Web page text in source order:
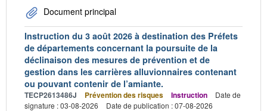
Document principal
Instruction du 3 août 2026 à destination des Préfets
de départements concernant la poursuite de la
déclinaison des mesures de prévention et de
gestion dans les carrières alluvionnaires contenant
ou pouvant contenir de l’amiante.
TECP2613486J Prévention des risques Instruction
Date de
signature : 03-08-2026
Date de publication : 07-08-2026